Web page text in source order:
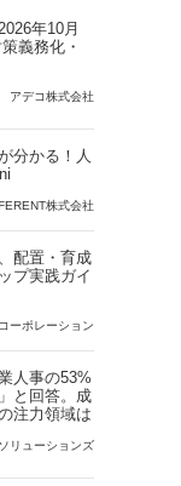
年10月
義務化・
アデコ株式会社
分かる！人
株式会社
配置・育成
プ実践ガイ
ーポレーション
人事の53%
と回答。成
注力領域は
リューションズ